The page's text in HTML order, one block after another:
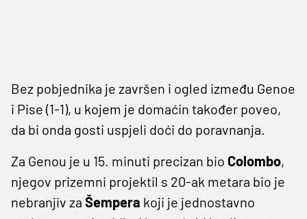
Bez pobjednika je završen i ogled između Genoe
i Pise (1-1), u kojem je domaćin također poveo,
da bi onda gosti uspjeli doći do poravnanja.
Za Genou je u 15. minuti precizan bio Colombo,
njegov prizemni projektil s 20-ak metara bio je
nebranjiv za Šempera koji je jednostavno